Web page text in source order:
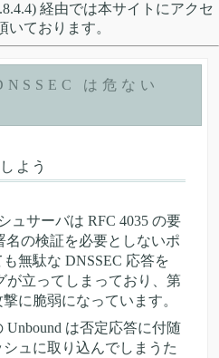
経由では本サイトにアクセ
いております。
は危ない
よう
ュサーバは RFC 4035 の要
名の検証を必要としないポ
無駄な DNSSEC 応答を
が立ってしまっており、第
に脆弱になっています。
Unbound は否定応答に付随
ュに取り込んでしまうた